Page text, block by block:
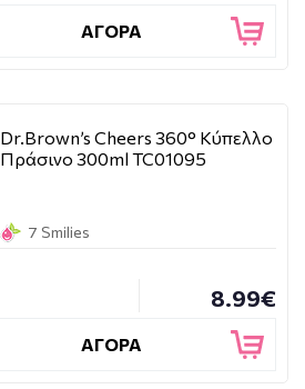
ΑΓΟΡΑ
Dr.Brown’s Cheers 360° Κύπελλο
Πράσινο 300ml TC01095
7 Smilies
8.99€
ΑΓΟΡΑ